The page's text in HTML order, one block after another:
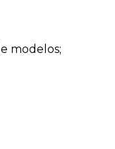
modelos;